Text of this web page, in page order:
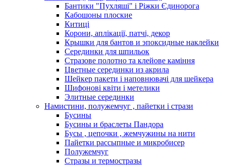
Бантики "Пухляші" і Ріжки Єдинорога
Кабошоны плоские
Китиці
Корони, аплікації, патчі, декор
Крышки для бантов и эпоксидные наклейки
Серединки для шпильок
Стразове полотно та клейове каміння
Цветные серединки из акрила
Шейкер пакети і наповнювачі для шейкера
Шифонові квіти і метелики
Элитные серединки
Намистини, полужемчуг , пайетки і стрази
Бусины
Бусины и браслеты Пандора
Бусы , цепочки , жемчужины на нити
Пайетки рассыпные и микробисер
Полужемчуг
Стразы и термостразы